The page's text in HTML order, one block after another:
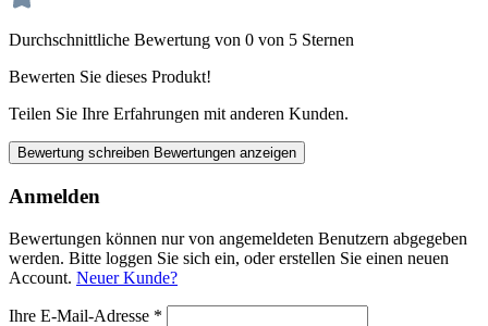
Durchschnittliche Bewertung von 0 von 5 Sternen
Bewerten Sie dieses Produkt!
Teilen Sie Ihre Erfahrungen mit anderen Kunden.
Bewertung schreiben Bewertungen anzeigen
Anmelden
Bewertungen können nur von angemeldeten Benutzern abgegeben
werden. Bitte loggen Sie sich ein, oder erstellen Sie einen neuen
Account. Neuer Kunde?
Ihre E-Mail-Adresse *